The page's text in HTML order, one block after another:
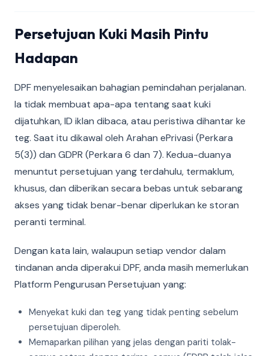
Persetujuan Kuki Masih Pintu
Hadapan
DPF menyelesaikan bahagian pemindahan perjalanan.
Ia tidak membuat apa-apa tentang saat kuki
dijatuhkan, ID iklan dibaca, atau peristiwa dihantar ke
teg. Saat itu dikawal oleh Arahan ePrivasi (Perkara
5(3)) dan GDPR (Perkara 6 dan 7). Kedua-duanya
menuntut persetujuan yang terdahulu, termaklum,
khusus, dan diberikan secara bebas untuk sebarang
akses yang tidak benar-benar diperlukan ke storan
peranti terminal.
Dengan kata lain, walaupun setiap vendor dalam
tindanan anda diperakui DPF, anda masih memerlukan
Platform Pengurusan Persetujuan yang:
Menyekat kuki dan teg yang tidak penting sebelum
persetujuan diperoleh.
Memaparkan pilihan yang jelas dengan pariti tolak-